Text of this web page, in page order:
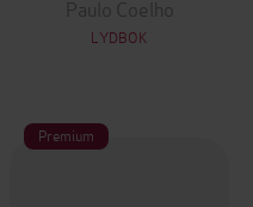
Paulo Coelho
LYDBOK
Premium